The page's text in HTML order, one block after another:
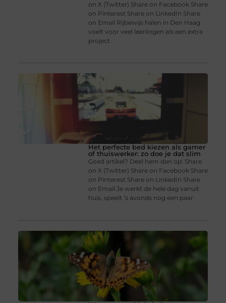
on X (Twitter) Share on Facebook Share
on Pinterest Share on LinkedIn Share
on Email Rijbewijs halen in Den Haag
voelt voor veel leerlingen als een extra
project
Het perfecte bed kiezen als gamer
of thuiswerker: zo doe je dat slim
Goed artikel? Deel hem dan op: Share
on X (Twitter) Share on Facebook Share
on Pinterest Share on LinkedIn Share
on Email Je werkt de hele dag vanuit
huis, speelt ’s avonds nog een paar